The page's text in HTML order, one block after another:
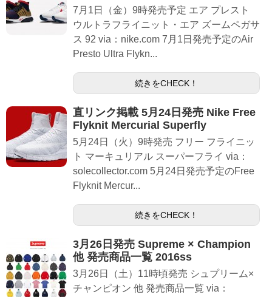
7月1日（金）9時発売予定 エア プレスト
ウルトラフライニット・エア ズームペガサ
ス 92 via：nike.com 7月1日発売予定のAir
Presto Ultra Flykn...
続きをCHECK！
直リンク掲載 5月24日発売 Nike Free
Flyknit Mercurial Superfly
5月24日（火）9時発売 フリー フライニッ
ト マーキュリアル スーパーフライ via：
solecollector.com 5月24日発売予定のFree
Flyknit Mercur...
続きをCHECK！
3月26日発売 Supreme × Champion
他 発売商品一覧 2016ss
3月26日（土）11時頃発売 シュプリーム×
チャンピオン 他 発売商品一覧 via：